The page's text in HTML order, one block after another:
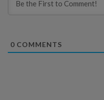
0 COMMENTS